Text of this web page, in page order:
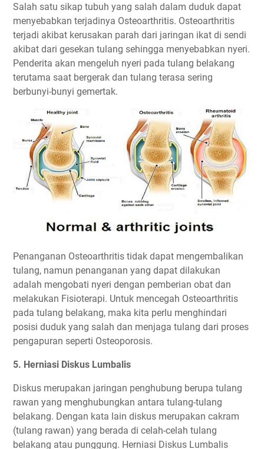
Salah satu sikap tubuh yang salah dalam duduk dapat
menyebabkan terjadinya Osteoarthritis. Osteoarthritis
terjadi akibat kerusakan parah dari jaringan ikat di sendi
akibat dari gesekan tulang sehingga menyebabkan nyeri.
Penderita akan mengeluh nyeri pada tulang belakang
terutama saat bergerak dan tulang terasa sering
berbunyi-bunyi gemertak.
Penanganan Osteoarthritis tidak dapat mengembalikan
tulang, namun penanganan yang dapat dilakukan
adalah mengobati nyeri dengan pemberian obat dan
melakukan Fisioterapi. Untuk mencegah Osteoarthritis
pada tulang belakang, maka kita perlu menghindari
posisi duduk yang salah dan menjaga tulang dari proses
pengapuran seperti Osteoporosis.
5. Herniasi Diskus Lumbalis
Diskus merupakan jaringan penghubung berupa tulang
rawan yang menghubungkan antara tulang-tulang
belakang. Dengan kata lain diskus merupakan cakram
(tulang rawan) yang berada di celah-celah tulang
belakang atau punggung. Herniasi Diskus Lumbalis